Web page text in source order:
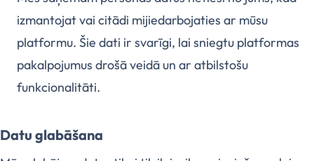
izmantojat vai citādi mijiedarbojaties ar mūsu
platformu. Šie dati ir svarīgi, lai sniegtu platformas
pakalpojumus drošā veidā un ar atbilstošu
funkcionalitāti.
Datu glabāšana